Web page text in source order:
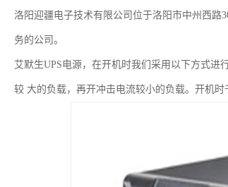
洛阳迎疆电子技术有限公司位于洛阳市中州西路
务的公司。
艾默生UPS电源，在开机时我们采用以下方式进
较 大的负载，再开冲击电流较小的负载。开机